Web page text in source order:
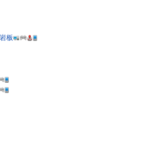
板